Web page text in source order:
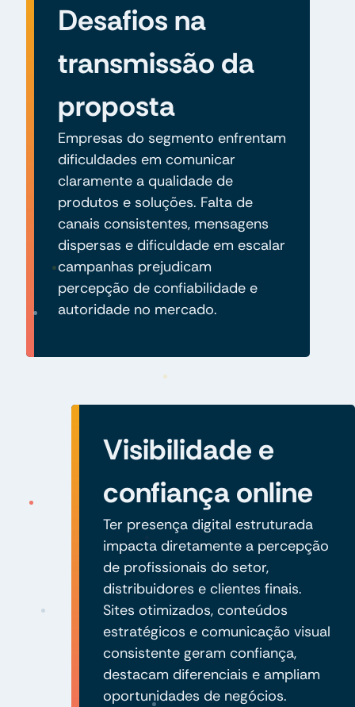
Desafios na
transmissão da
proposta
Empresas do segmento enfrentam
dificuldades em comunicar
claramente a qualidade de
produtos e soluções. Falta de
canais consistentes, mensagens
dispersas e dificuldade em escalar
campanhas prejudicam
percepção de confiabilidade e
autoridade no mercado.
Visibilidade e
confiança online
Ter presença digital estruturada
impacta diretamente a percepção
de profissionais do setor,
distribuidores e clientes finais.
Sites otimizados, conteúdos
estratégicos e comunicação visual
consistente geram confiança,
destacam diferenciais e ampliam
oportunidades de negócios.